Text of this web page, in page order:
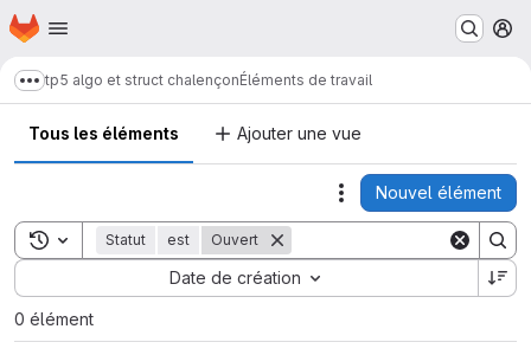
Passer au contenu principal
Page d'accueil
Afficher davantage de fils d'Ariane
tp5 algo et struct chalençonÉléments de travail
Tous les éléments Ajouter une vue
Actions
Nouvel élément
Toggle search history
Statut est Ouvert
Date de création
Sort by:
0 élément